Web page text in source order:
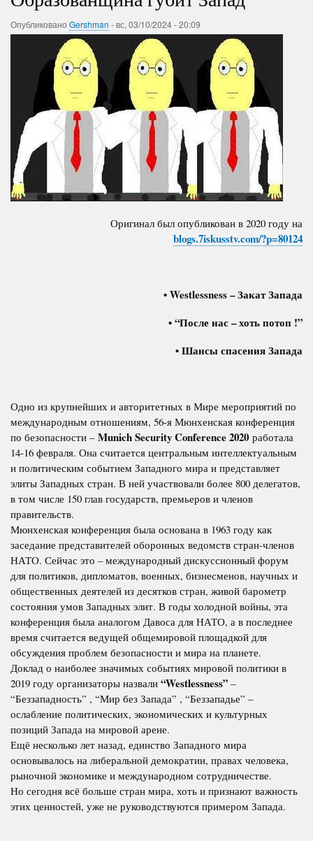
Опубликовано Gershman -вс, 03/10/2024 - 20:09
Оригинал был опубликован в 2020 году на
blogs.7iskusstv.com/?p=80124
• Westlessness – Закат Запада
• “После нас – хоть потоп !”
• Шансы спасения Запада
Одно из крупнейших и авторитетных в Мире мероприятий по
международным отношениям, 56-я Мюнхенская конференция
по безопасности – Munich Security Conference 2020 работала
14-16 февраля. Она считается центральным интеллектуальным
и политическим событием Западного мира и представляет
элиты Западных стран. В ней участвовали более 800 делегатов,
в том числе 150 глав государств, премьеров и членов
правительств.
Мюнхенская конференция была основана в 1963 году как
заседание представителей оборонных ведомств стран-членов
НАТО. Сейчас это – международный дискуссионный форум
для политиков, дипломатов, военных, бизнесменов, научных и
общественных деятелей из десятков стран, живой барометр
состояния умов Западных элит. В годы холодной войны, эта
конференция была аналогом Давоса для НАТО, а в последнее
время считается ведущей общемировой площадкой для
обсуждения проблем безопасности и мира на планете.
Доклад о наиболее значимых событиях мировой политики в
2019 году организаторы назвали “Westlessness” –
“Беззападность” , “Мир без Запада” , “Беззападье” –
ослабление политических, экономических и культурных
позиций Запада на мировой арене.
Ещё несколько лет назад, единство Западного мира
основывалось на либеральной демократии, правах человека,
рыночной экономике и международном сотрудничестве.
Но сегодня всё больше стран мира, хоть и признают важность
этих ценностей, уже не руководствуются примером Запада.